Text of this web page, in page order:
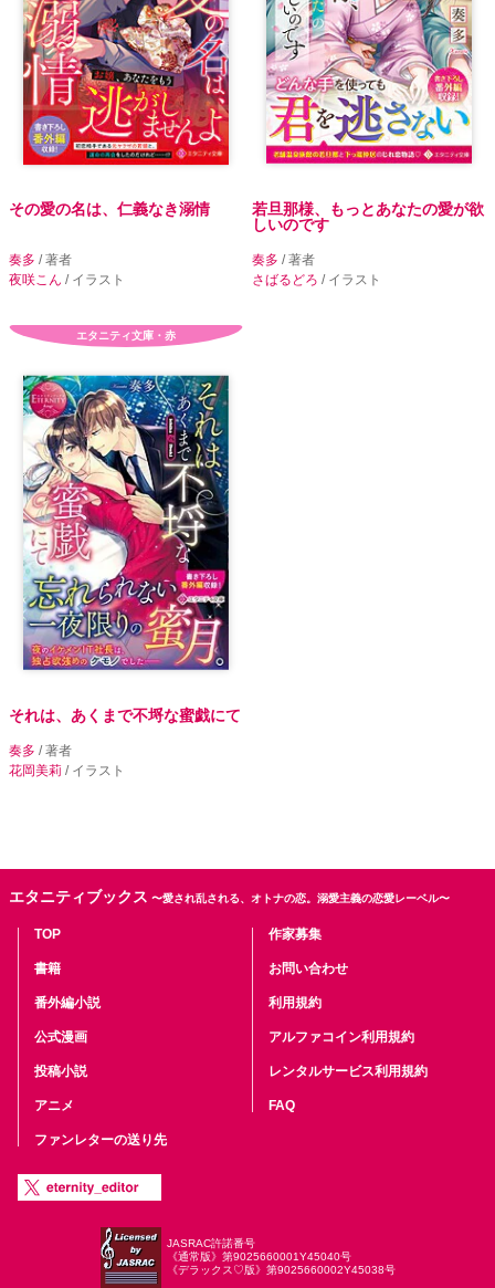
その愛の名は、仁義なき溺情
奏多 / 著者
夜咲こん / イラスト
若旦那様、もっとあなたの愛が欲
しいのです
奏多 / 著者
さばるどろ / イラスト
エタニティ文庫・赤
それは、あくまで不埒な蜜戯にて
奏多 / 著者
花岡美莉 / イラスト
エタニティブックス 〜愛され乱される、オトナの恋。溺愛主義の恋愛レーベル〜
TOP
書籍
番外編小説
公式漫画
投稿小説
アニメ
ファンレターの送り先
作家募集
お問い合わせ
利用規約
アルファコイン利用規約
レンタルサービス利用規約
FAQ
JASRAC許諾番号
《通常版》第9025660001Y45040号
《デラックス♡版》第9025660002Y45038号